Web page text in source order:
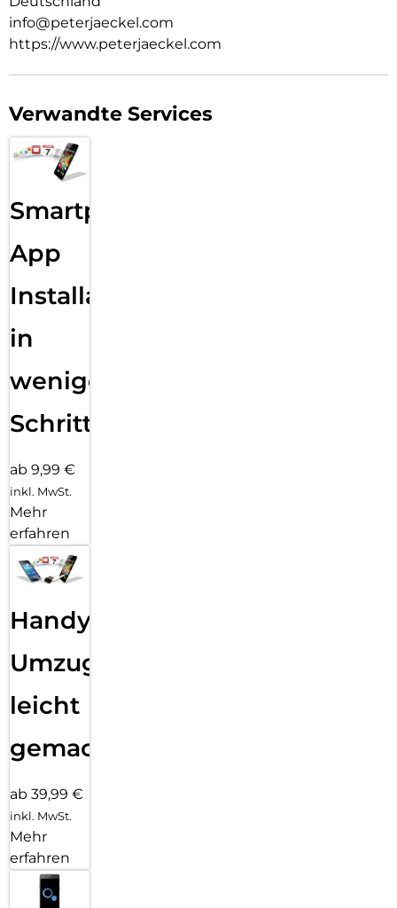
info@peterjaeckel.com
https://www.peterjaeckel.com
Verwandte Services
Smartphone
App
Installation
in
wenigen
Schritten
ab 9,99 €
inkl. MwSt.
Mehr
erfahren
Handy
Umzug
leicht
gemacht!
ab 39,99 €
inkl. MwSt.
Mehr
erfahren